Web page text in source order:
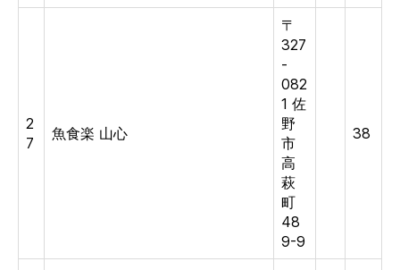
2
7
魚食楽 山心
〒
327
-
082
1 佐
野
市
高
萩
町
48
9-9
38